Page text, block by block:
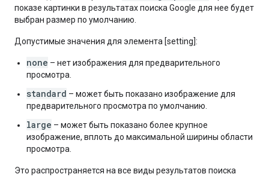
показе картинки в результатах поиска Google для нее будет
выбран размер по умолчанию.
Допустимые значения для элемента [setting]:
none – нет изображения для предварительного
просмотра.
standard – может быть показано изображение для
предварительного просмотра по умолчанию.
large – может быть показано более крупное
изображение, вплоть до максимальной ширины области
просмотра.
Это распространяется на все виды результатов поиска